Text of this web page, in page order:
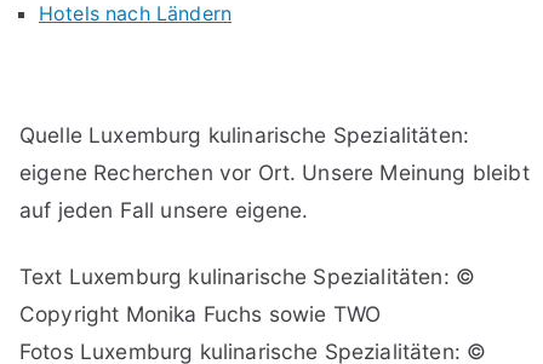
Hotels nach Ländern
Quelle Luxemburg kulinarische Spezialitäten:
eigene Recherchen vor Ort. Unsere Meinung bleibt
auf jeden Fall unsere eigene.
Text Luxemburg kulinarische Spezialitäten: ©
Copyright Monika Fuchs sowie TWO
Fotos Luxemburg kulinarische Spezialitäten: ©